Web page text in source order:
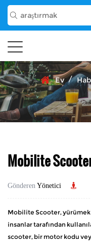
Ev /
Mobilite
Gönderen Yönetici
Mobilite Scooter,
insanlar tarafından
scooter, bir motor kodu